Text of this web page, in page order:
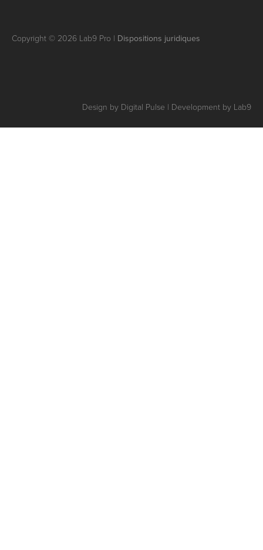
Copyright © 2026 Lab9 Pro | Dispositions juridiques
Design by Digital Pulse | Development by Lab9